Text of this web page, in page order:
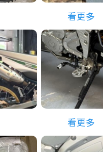
看更多
看更多